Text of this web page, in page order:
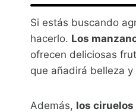
Si estás buscando
hacerlo. Los
ofrecen deliciosas
que añadirá belleza
Además, los ciruelos